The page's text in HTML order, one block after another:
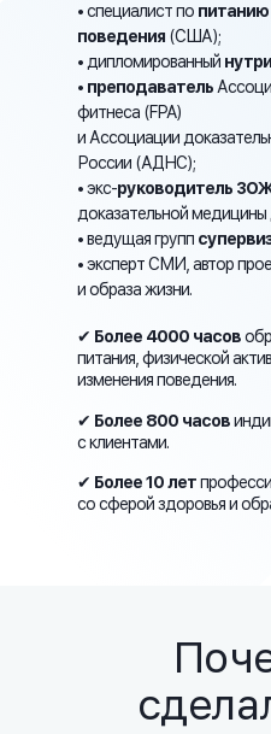
✔ Более 4000 часов
питания, физической
изменения поведения.
✔ Более 800 часов
с клиентами.
✔ Более 10 лет
со сферой здоровья и
• специалист по
поведения (США);
• дипломированный
• преподаватель
фитнеса (FPA)
и Ассоциации
России (АДНС);
• экс-руководитель
доказательной
• ведущая групп
• эксперт СМИ, автор
и образа жизни.